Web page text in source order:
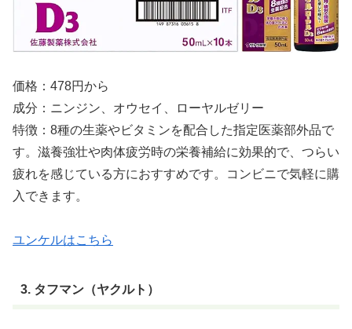
価格：478円から
成分：ニンジン、オウセイ、ローヤルゼリー
特徴：8種の生薬やビタミンを配合した指定医薬部外品で
す。滋養強壮や肉体疲労時の栄養補給に効果的で、つらい
疲れを感じている方におすすめです。コンビニで気軽に購
入できます。
ユンケルはこちら
3. タフマン（ヤクルト）